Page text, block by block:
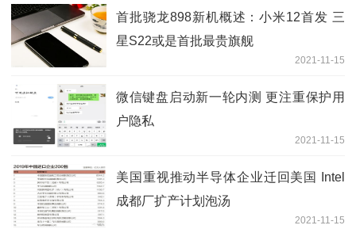
首批骁龙898新机概述：小米12首发 三
星S22或是首批最贵旗舰
2021-11-15
微信键盘启动新一轮内测 更注重保护用
户隐私
2021-11-15
美国重视推动半导体企业迁回美国 Intel
成都厂扩产计划泡汤
2021-11-15